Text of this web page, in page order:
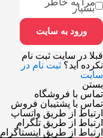
بسپار
قبلا در سایت ثبت نام
نکرده اید؟ ثبت نام در
سایت
بستن
تماس با فروشگاه
تماس با پشتیبان فروش
ارتباط از طریق واتساپ
ارتباط از طریق تلگرام
ارتباط از طریق اینستاگرام